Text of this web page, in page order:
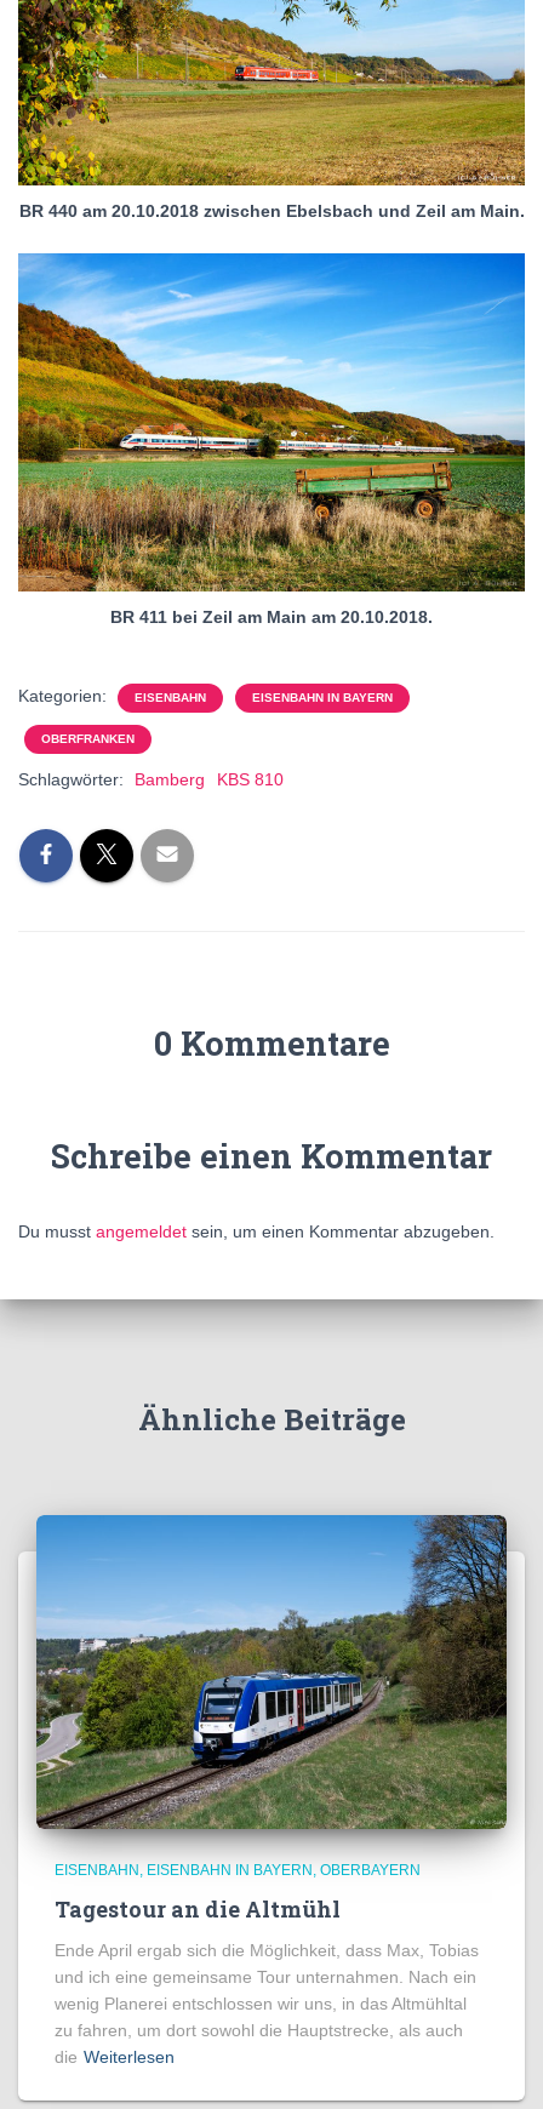
BR 440 am 20.10.2018 zwischen Ebelsbach und Zeil am Main.
BR 411 bei Zeil am Main am 20.10.2018.
Kategorien: EISENBAHN EISENBAHN IN BAYERN
OBERFRANKEN
Schlagwörter: Bamberg KBS 810
0 Kommentare
Schreibe einen Kommentar
Du musst angemeldet sein, um einen Kommentar abzugeben.
Ähnliche Beiträge
EISENBAHN EISENBAHN IN BAYERN OBERBAYERN
Tagestour an die Altmühl
Ende April ergab sich die Möglichkeit, dass Max, Tobias
und ich eine gemeinsame Tour unternahmen. Nach ein
wenig Planerei entschlossen wir uns, in das Altmühltal
zu fahren, um dort sowohl die Hauptstrecke, als auch
die Weiterlesen